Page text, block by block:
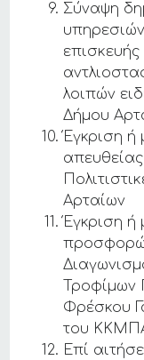
Σύναψη
λοιπών
Δήμου
Έγκριση ή
Αρταίων
Έγκριση ή
Τροφίμων
Φρέσκου
του
Επί